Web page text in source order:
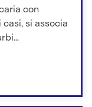
con
si associa